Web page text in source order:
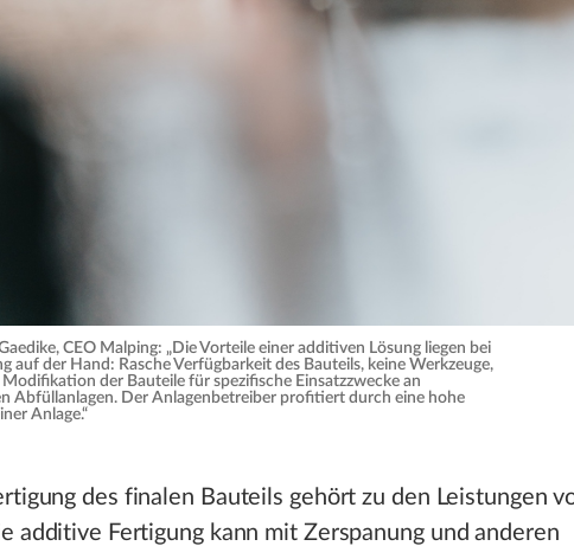
CEO Malping: „Die Vorteile einer additiven Lösung liegen bei
auf der Hand: Rasche Verfügbarkeit des Bauteils, keine Werkzeuge,
der Bauteile für spezifische Einsatzzwecke an
Abfüllanlagen. Der Anlagenbetreiber profitiert durch eine hohe
Anlage.“
des finalen Bauteils gehört zu den Leistungen
additive Fertigung kann mit Zerspanung und anderen